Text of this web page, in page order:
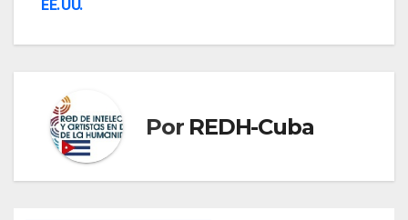
EE.UU.
Por REDH-Cuba